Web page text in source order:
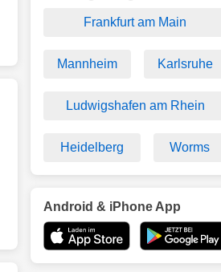
Frankfurt am Main
Mannheim Karlsruhe
Ludwigshafen am Rhein
Heidelberg Worms
Android & iPhone App